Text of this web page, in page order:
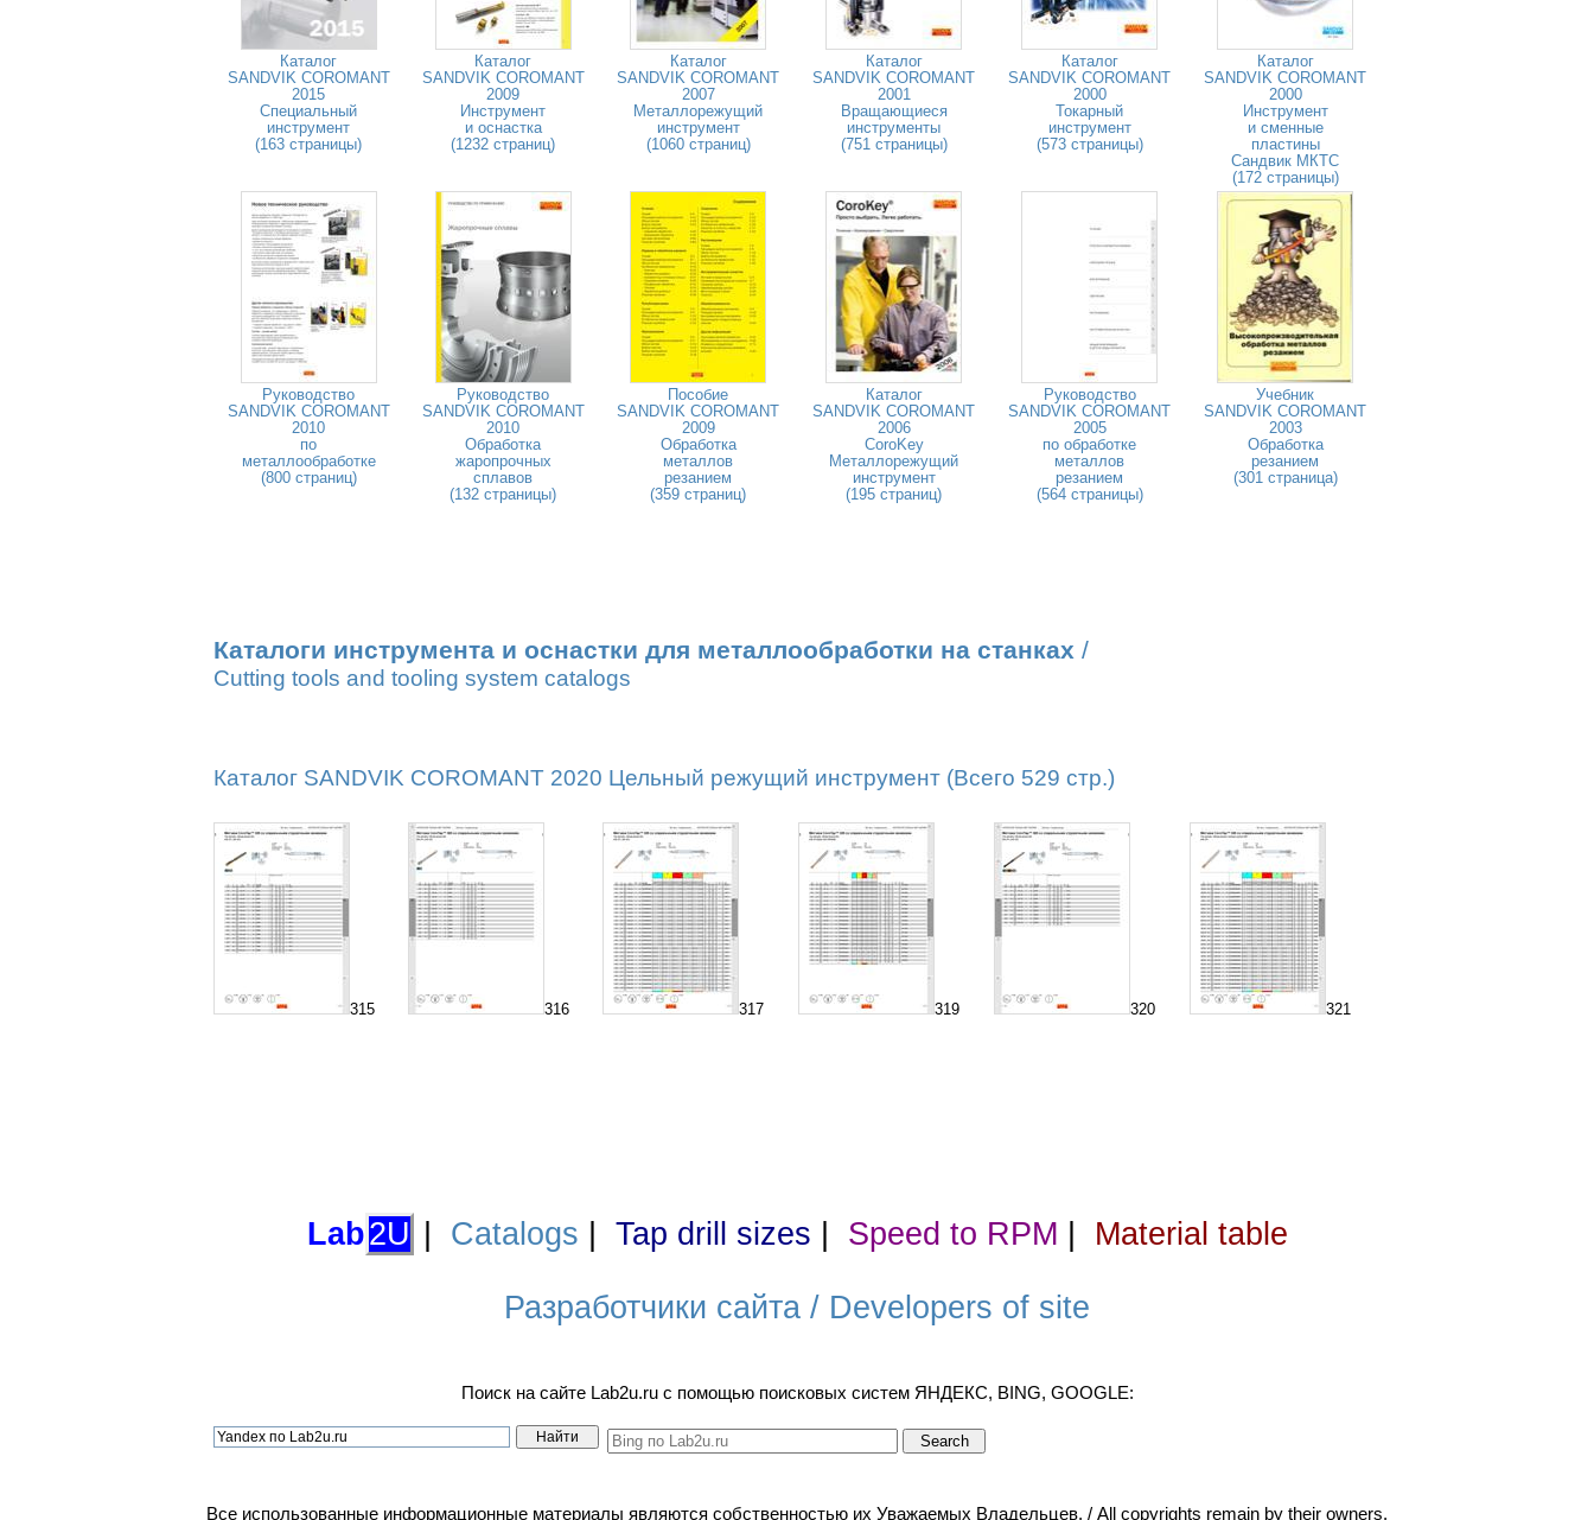
Каталог
SANDVIK COROMANT
2015
Специальный
инструмент
(163 страницы)
Каталог
SANDVIK COROMANT
2009
Инструмент
и оснастка
(1232 страниц)
Каталог
SANDVIK COROMANT
2007
Металлорежущий
инструмент
(1060 страниц)
Каталог
SANDVIK COROMANT
2001
Вращающиеся
инструменты
(751 страницы)
Каталог
SANDVIK COROMANT
2000
Токарный
инструмент
(573 страницы)
Каталог
SANDVIK COROMANT
2000
Инструмент
и сменные
пластины
Сандвик МКТС
(172 страницы)
Руководство
SANDVIK COROMANT
2010
по
металлообработке
(800 страниц)
Руководство
SANDVIK COROMANT
2010
Обработка
жаропрочных
сплавов
(132 страницы)
Пособие
SANDVIK COROMANT
2009
Обработка
металлов
резанием
(359 страниц)
Каталог
SANDVIK COROMANT
2006
CoroKey
Металлорежущий
инструмент
(195 страниц)
Руководство
SANDVIK COROMANT
2005
по обработке
металлов
резанием
(564 страницы)
Учебник
SANDVIK COROMANT
2003
Обработка
резанием
(301 страница)
Каталоги инструмента и оснастки для металлообработки на станках /
Cutting tools and tooling system catalogs
Каталог SANDVIK COROMANT 2020 Цельный режущий инструмент (Всего 529 стр.)
315 316 317 319 320 321
Lab2U Catalogs Tap drill sizes Speed to RPM Material table
Разработчики сайта / Developers of site
Поиск на сайте Lab2u.ru с помощью поисковых систем ЯНДЕКС, BING, GOOGLE:
Все использованные информационные материалы являются собственностью их Уважаемых Владельцев. / All copyrights remain by their owners.